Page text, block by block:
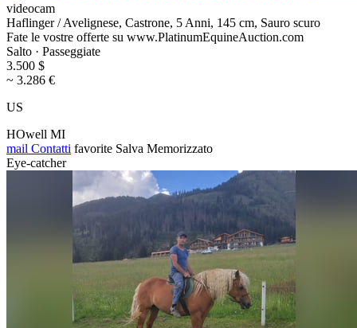
videocam
Haflinger / Avelignese, Castrone, 5 Anni, 145 cm, Sauro scuro
Fate le vostre offerte su www.PlatinumEquineAuction.com
Salto · Passeggiate
3.500 $
~ 3.286 €
US
HOwell MI
mail Contatti favorite Salva Memorizzato
Eye-catcher